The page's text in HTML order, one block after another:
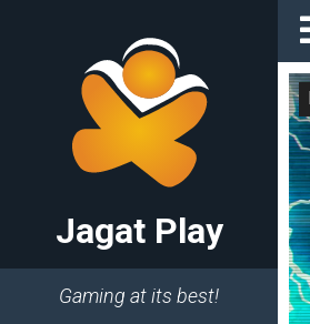
Jagat Play
Gaming at its best!